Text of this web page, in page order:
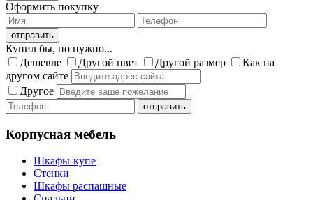
Оформить покупку
Купил бы, но нужно...
Дешевле
Другой цвет Другой размер
Как на
другом сайте
Другое
Корпусная мебель
Шкафы-купе
Стенки
Шкафы распашные